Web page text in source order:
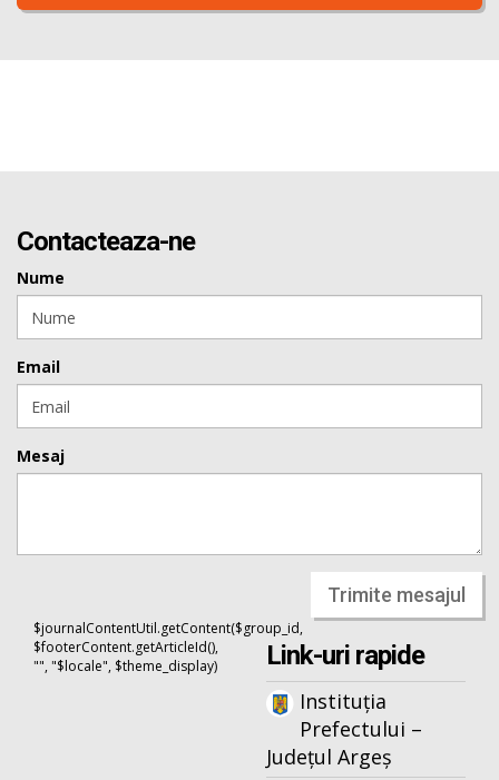
Contacteaza-ne
Nume
Email
Mesaj
Trimite mesajul
$journalContentUtil.getContent($group_id,
$footerContent.getArticleId(),
"", "$locale", $theme_display)
Link-uri rapide
Instituția
Prefectului –
Județul Argeș